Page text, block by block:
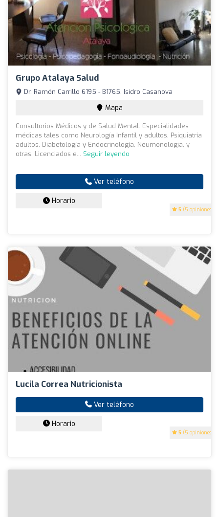
Grupo Atalaya Salud
5 (5 opiniones)
Dr. Ramón Carrillo 6195 - B1765, Isidro Casanova
Mapa
Consultorios Médicos y de Salud Mental. Especialidades
médicas tales como Neurología Infantil y adultos, Psiquiatría
adultos, Diabetología y Endocrinología, Neumonologia, y
otras. Licenciados e... Seguir leyendo
Ver teléfono
Horario
Lucila Correa Nutricionista
5 (5 opiniones)
Ver teléfono
Horario